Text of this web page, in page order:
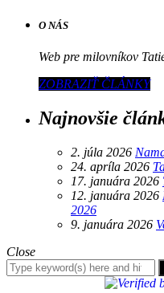
O NÁS
Web pre milovníkov
ZOBRAZIŤ ČLÁNKY
Najnovšie
2. júla 2026
24. apríla 2026
17. januára 2026
12. januára 2026
2026
9. januára 2026
Close